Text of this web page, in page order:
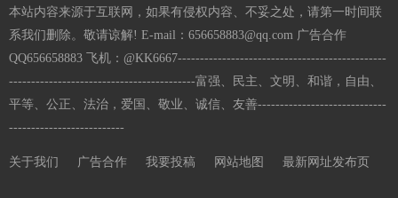
本站内容来源于互联网，如果有侵权内容、不妥之处，请第一时间联
系我们删除。敬请谅解! E-mail：656658883@qq.com 广告合作
QQ656658883 飞机：@KK6667-----------------------------------------------
------------------------------------------富强、民主、文明、和谐，自由、
平等、公正、法治，爱国、敬业、诚信、友善-----------------------------
--------------------------
关于我们 广告合作 我要投稿 网站地图 最新网址发布页